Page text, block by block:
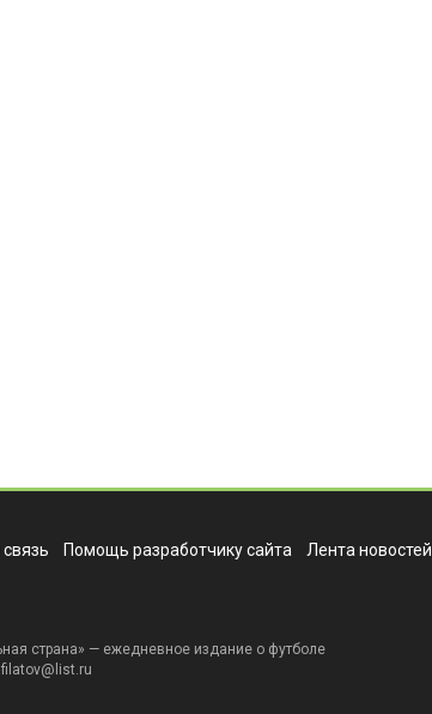
Помощь разработчику сайта Лента новостей
страна» — ежедневное издание о футболе